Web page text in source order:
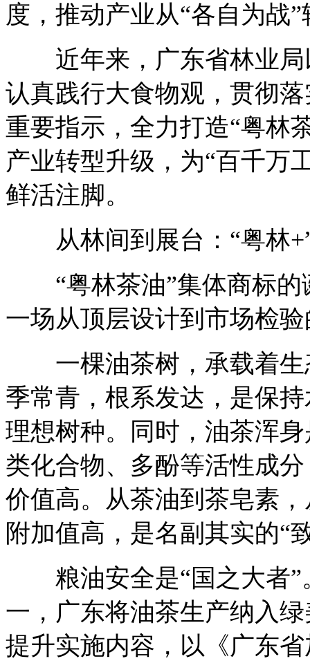
度，推动产业从“各自为战
近年来，广东省林业局
认真践行大食物观，贯彻
重要指示，全力打造“粤林
产业转型升级，为“百千万
鲜活注脚。
从林间到展台：“粤林
“粤林茶油”集体商标的
一场从顶层设计到市场检
一棵油茶树，承载着生
季常青，根系发达，是保
理想树种。同时，油茶浑
类化合物、多酚等活性成
价值高。从茶油到茶皂素
附加值高，是名副其实的“
粮油安全是“国之大者”
一，广东将油茶生产纳入
提升实施内容，以《广东